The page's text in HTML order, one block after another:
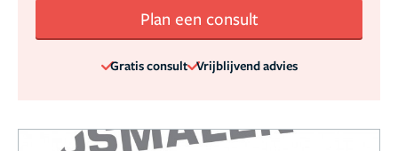
Plan een consult
Gratis consult Vrijblijvend advies